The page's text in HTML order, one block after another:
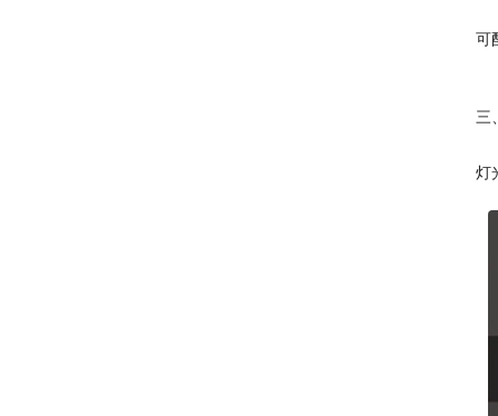
可
三
灯